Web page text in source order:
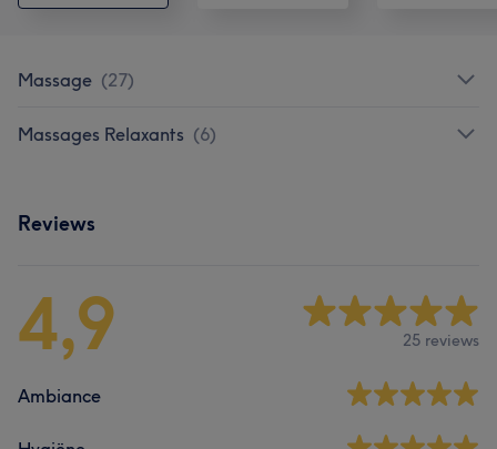
Massage (27)
Massages Relaxants (6)
Reviews
4,9 25 reviews
Ambiance